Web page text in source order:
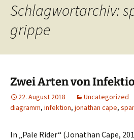
Schlagwortarchiv:
grippe
Zwei Arten von
22. August 2018 Uncategorized
diagramm, infektion, jonathan cape,
In „Pale Rider“ (Jonathan Cape,